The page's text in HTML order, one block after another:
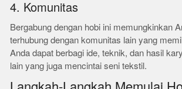
4. Komunitas
Bergabung dengan hobi ini memungkinkan
terhubung dengan komunitas lain yang
Anda dapat berbagi ide, teknik, dan hasil
lain yang juga mencintai seni tekstil.